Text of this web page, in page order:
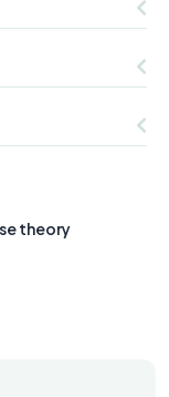
theory